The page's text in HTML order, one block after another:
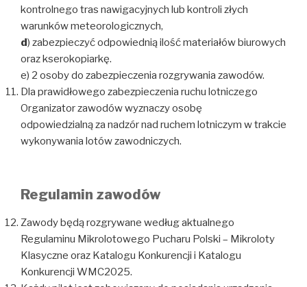
kontrolnego tras nawigacyjnych lub kontroli złych
warunków meteorologicznych,
d) zabezpieczyć odpowiednią ilość materiałów biurowych
oraz kserokopiarkę.
e) 2 osoby do zabezpieczenia rozgrywania zawodów.
Dla prawidłowego zabezpieczenia ruchu lotniczego
Organizator zawodów wyznaczy osobę
odpowiedzialną za nadzór nad ruchem lotniczym w trakcie
wykonywania lotów zawodniczych.
Regulamin zawodów
Zawody będą rozgrywane według aktualnego
Regulaminu Mikrolotowego Pucharu Polski – Mikroloty
Klasyczne oraz Katalogu Konkurencji i Katalogu
Konkurencji WMC2025.